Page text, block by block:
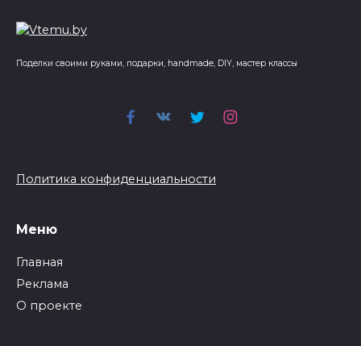
Поделки своими руками, подарки, handmade, DIY, мастер классы
Политика конфиденциальности
Меню
Главная
Реклама
О проекте